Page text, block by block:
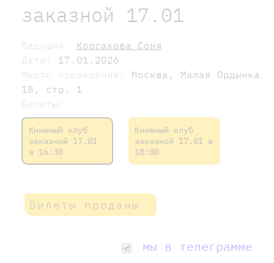
заказной 17.01
Ведущий: Корсакова Соня
Дата: 17.01.2026
Место проведения: Москва, Малая Ордынка
18, стр. 1
Билеты:
Книжный клуб
заказной 17.01
в 16:30
Книжный клуб
заказной 17.01 в
18:00
Билеты проданы
мы в телеграмме